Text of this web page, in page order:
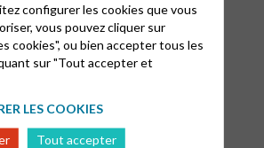
Presbytérienne du Portugal)
Apostolique Évangélique
configurer les cookies que vous
vous pouvez cliquer sur
cookies", ou bien accepter tous les
sur "Tout accepter et
LES COOKIES
Tout accepter